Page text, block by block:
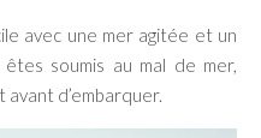
avec une mer agitée et un
soumis au mal de mer,
d’embarquer.